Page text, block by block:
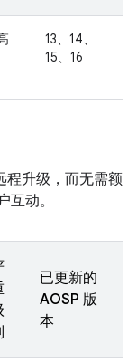
13、14、
15、16
程升级，而无需额
动。
已更新的
AOSP 版
本